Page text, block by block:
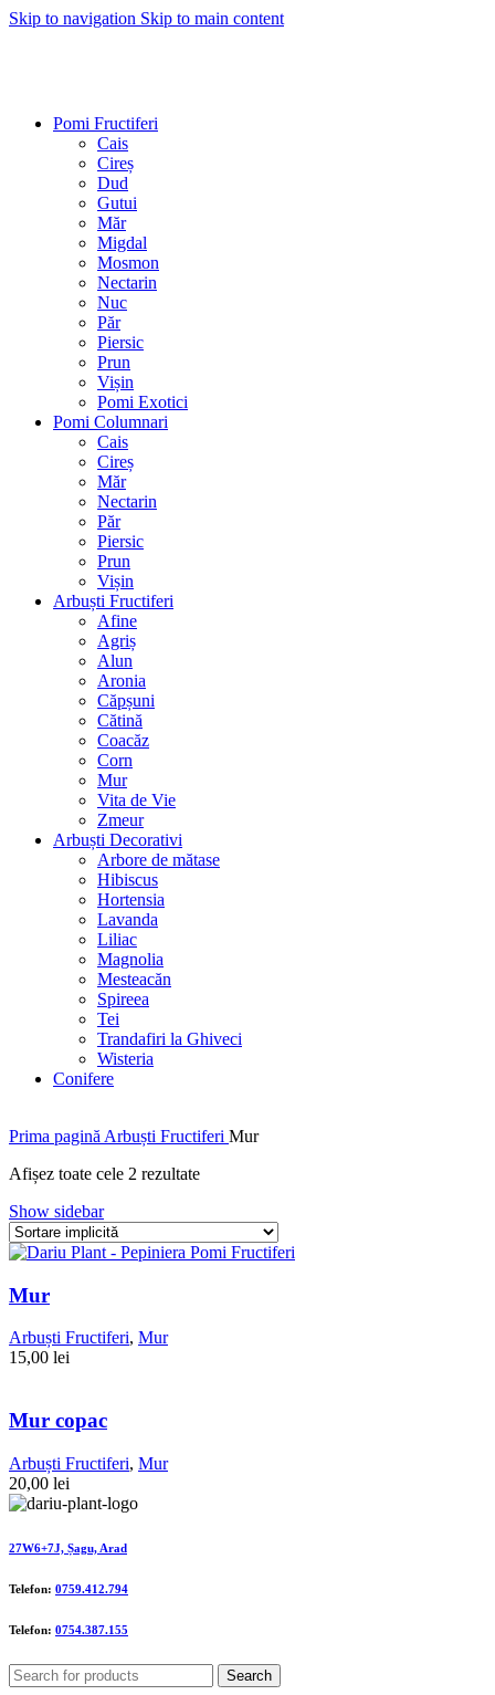
Skip to navigation Skip to main content
Pomi Fructiferi
Cais
Cireș
Dud
Gutui
Măr
Migdal
Mosmon
Nectarin
Nuc
Păr
Piersic
Prun
Vișin
Pomi Exotici
Pomi Columnari
Cais
Cireș
Măr
Nectarin
Păr
Piersic
Prun
Vișin
Arbuști Fructiferi
Afine
Agriș
Alun
Aronia
Căpșuni
Cătină
Coacăz
Corn
Mur
Vita de Vie
Zmeur
Arbuști Decorativi
Arbore de mătase
Hibiscus
Hortensia
Lavanda
Liliac
Magnolia
Mesteacăn
Spireea
Tei
Trandafiri la Ghiveci
Wisteria
Conifere
Prima pagină Arbuști Fructiferi Mur
Afișez toate cele 2 rezultate
Show sidebar
Mur
Arbuști Fructiferi, Mur
15,00 lei
Mur copac
Arbuști Fructiferi, Mur
20,00 lei
27W6+7J, Șagu, Arad
Telefon: 0759.412.794
Telefon: 0754.387.155
Search